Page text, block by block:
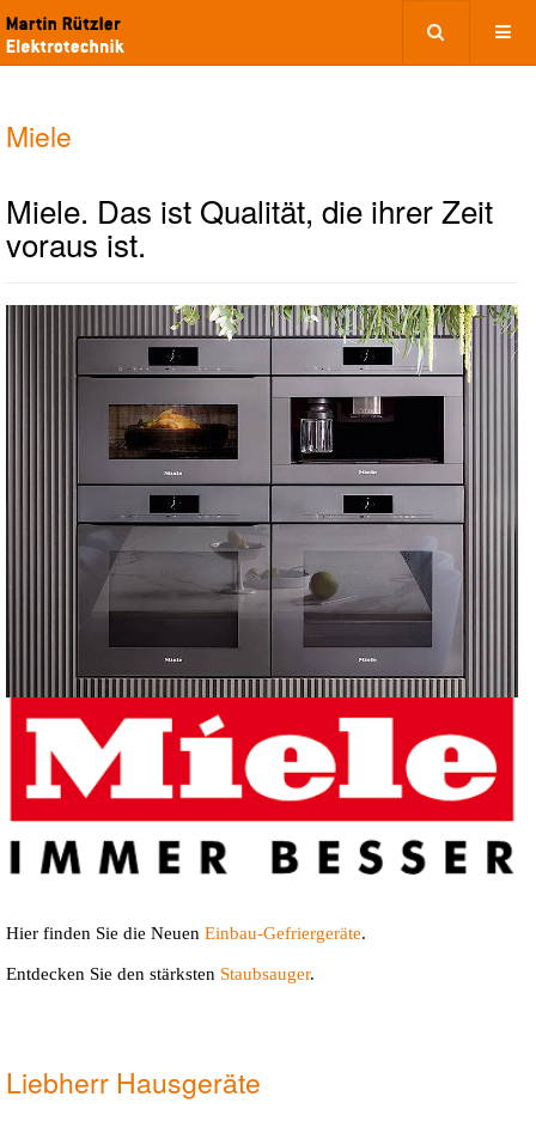
Miele
Miele. Das ist Qualität, die ihrer Zeit
voraus ist.
Hier finden Sie die Neuen Einbau-Gefriergeräte.
Entdecken Sie den stärksten Staubsauger.
Liebherr Hausgeräte